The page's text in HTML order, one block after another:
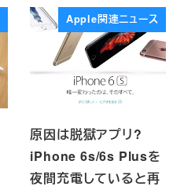
Apple関連ニュース
原因は脱獄アプリ?
iPhone 6s/6s Plusを
夜間充電していると再